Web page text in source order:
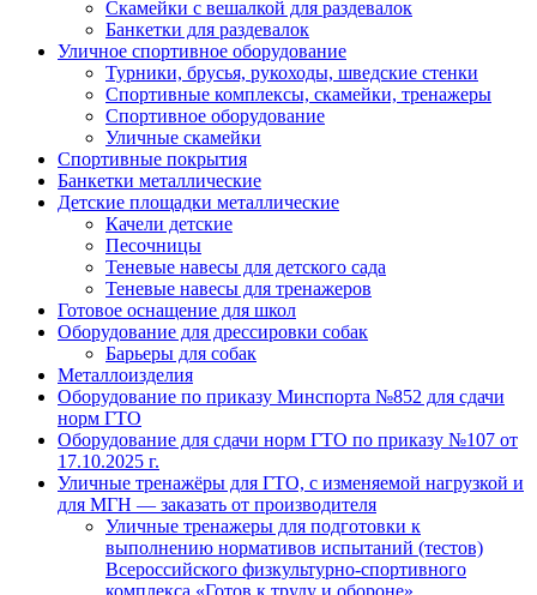
Скамейки с вешалкой для раздевалок
Банкетки для раздевалок
Уличное спортивное оборудование
Турники, брусья, рукоходы, шведские стенки
Спортивные комплексы, скамейки, тренажеры
Спортивное оборудование
Уличные скамейки
Спортивные покрытия
Банкетки металлические
Детские площадки металлические
Качели детские
Песочницы
Теневые навесы для детского сада
Теневые навесы для тренажеров
Готовое оснащение для школ
Оборудование для дрессировки собак
Барьеры для собак
Металлоизделия
Оборудование по приказу Минспорта №852 для сдачи
норм ГТО
Оборудование для сдачи норм ГТО по приказу №107 от
17.10.2025 г.
Уличные тренажёры для ГТО, с изменяемой нагрузкой и
для МГН — заказать от производителя
Уличные тренажеры для подготовки к
выполнению нормативов испытаний (тестов)
Всероссийского физкультурно-спортивного
комплекса «Готов к труду и обороне»